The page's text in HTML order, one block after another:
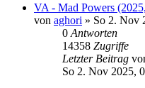
VA - Mad Powers
von aghori » So 2. Nov
0 Antworten
14358 Zugriffe
Letzter Beitrag
So 2. Nov 2025,